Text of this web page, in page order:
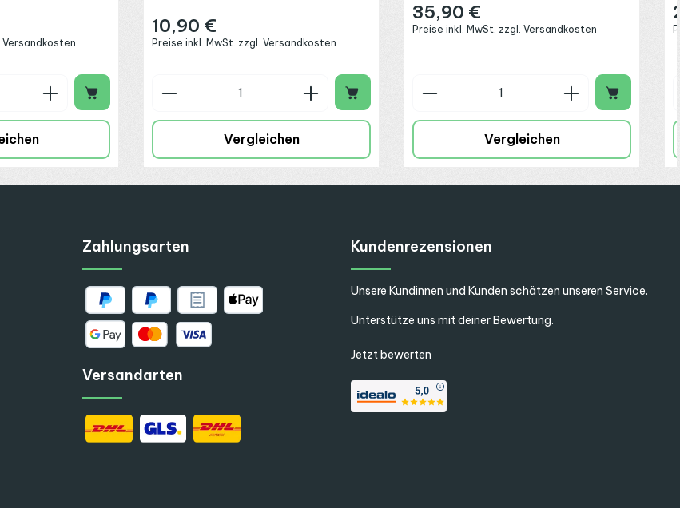
ein oder benutze die Schaltflächen um die Anzahl zu erhöhen oder
Versandkosten
Gib den gewünschten Wert ein oder benutze die Schaltflächen um
Regulärer Preis:
10,90 €
Preise inkl. MwSt. zzgl. Versandkosten
Produkt Anzahl: Gib den gewünschten Wert ein oder
Vergleichen
Regulärer Preis:
35,90 €
Preise inkl. MwSt. zzgl. Versandkosten
Produkt Anzahl: Gib den
Vergleichen
Zahlungsarten
Versandarten
Kundenrezensionen
Unsere Kundinnen und Kunden schätzen unseren Service.
Unterstütze uns mit deiner Bewertung.
Jetzt bewerten